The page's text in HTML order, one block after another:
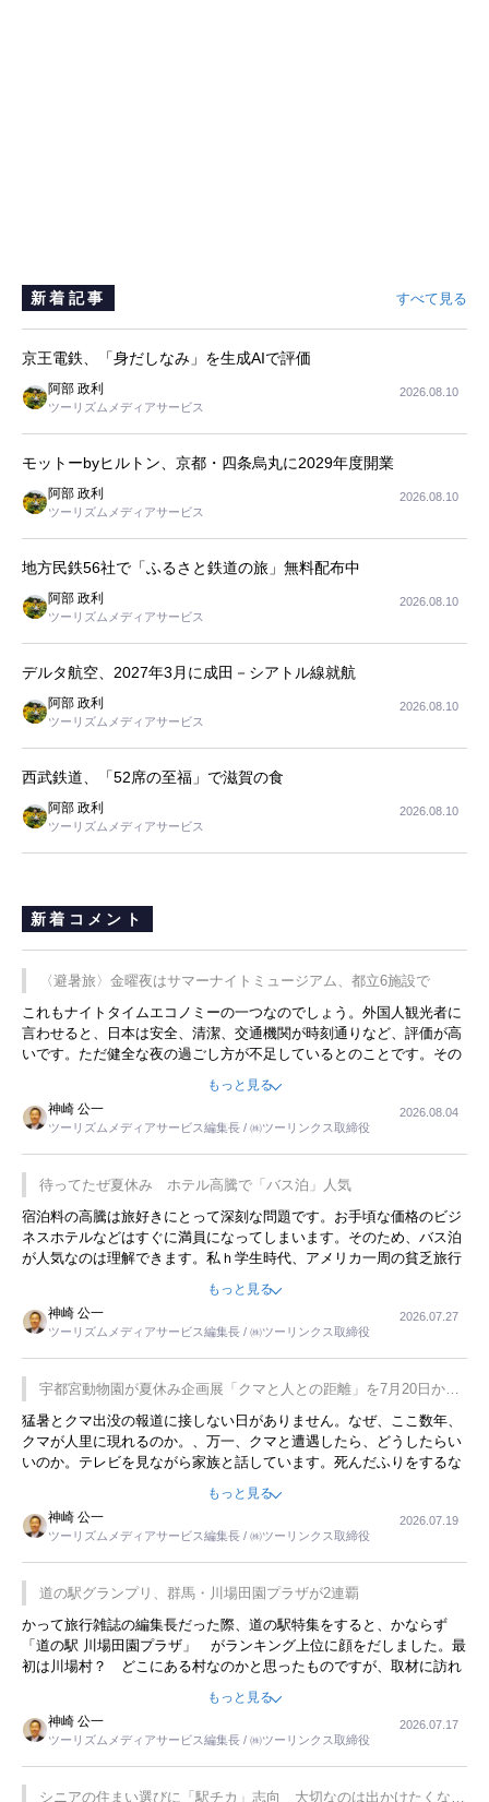
新着記事 すべて見る
京王電鉄、「身だしなみ」を生成AIで評価
阿部 政利
ツーリズムメディアサービス
2026.08.10
モットーbyヒルトン、京都・四条烏丸に2029年度開業
阿部 政利
ツーリズムメディアサービス
2026.08.10
地方民鉄56社で「ふるさと鉄道の旅」無料配布中
阿部 政利
ツーリズムメディアサービス
2026.08.10
デルタ航空、2027年3月に成田－シアトル線就航
阿部 政利
ツーリズムメディアサービス
2026.08.10
西武鉄道、「52席の至福」で滋賀の食
阿部 政利
ツーリズムメディアサービス
2026.08.10
新着コメント
〈避暑旅〉金曜夜はサマーナイトミュージアム、都立6施設で
これもナイトタイムエコノミーの一つなのでしょう。外国人観光者に
言わせると、日本は安全、清潔、交通機関が時刻通りなど、評価が高
いです。ただ健全な夜の過ごし方が不足しているとのことです。その
ような意味で、金曜夜にこのようなイベントが行われれば、日本人に
限らず外国人にとっても楽しみが増えるでしょうね。
もっと見る
神崎 公一
ツーリズムメディアサービス編集長 / ㈱ツーリンクス取締役
2026.08.04
待ってたぜ夏休み ホテル高騰で「バス泊」人気
宿泊料の高騰は旅好きにとって深刻な問題です。お手頃な価格のビジ
ネスホテルなどはすぐに満員になってしまいます。そのため、バス泊
が人気なのは理解できます。私ｈ学生時代、アメリカ一周の貧乏旅行
をした時は、移動はグレイハウンドバスでした。夕方から夜の便を利
用してホテル代を浮かせていました。ただし、若いからできたことで
す。若い人が夜行バスで京都に行った、青森に行ったと聞くと、疲れ
が残らないのかなと思ってしまいます。
もっと見る
神崎 公一
ツーリズムメディアサービス編集長 / ㈱ツーリンクス取締役
2026.07.27
宇都宮動物園が夏休み企画展「クマと人との距離」を7月20日から
開催
猛暑とクマ出没の報道に接しない日がありません。なぜ、ここ数年、
クマが人里に現れるのか。、万一、クマと遭遇したら、どうしたらい
いのか。テレビを見ながら家族と話しています。死んだふりをするな
んてことは、冗談でもいえません。そんな中で、この企画展はタイム
もっと見る
神崎 公一
ツーリズムメディアサービス編集長 / ㈱ツーリンクス取締役
2026.07.19
道の駅グランプリ、群馬・川場田園プラザが2連覇
かって旅行雑誌の編集長だった際、道の駅特集をすると、かならず
「道の駅 川場田園プラザ」 がランキング上位に顔をだしました。最
初は川場村？ どこにある村なのかと思ったものですが、取材に訪れ
永井 彰一社長にインタビューしたら、興味深い話が次々が飛び出しま
した。プレゼンも巧みで、今でも思い出すことが２つあります。一つ
は、従業員に東京ディズニーランドを見学させ、サービス業、接客業
の何かを理解してもらっていることです。 もう一つは1800円もする
プレミアムヨーグルトを販売するにあたり、社内に懸念もあったそう
です。永井社長は、駐車場に都内ナンバーの高級外車が停まっている
もっと見る
神崎 公一
ツーリズムメディアサービス編集長 / ㈱ツーリンクス取締役
2026.07.17
シニアの住まい選びに「駅チカ」志向 大切なのは出かけたくなる